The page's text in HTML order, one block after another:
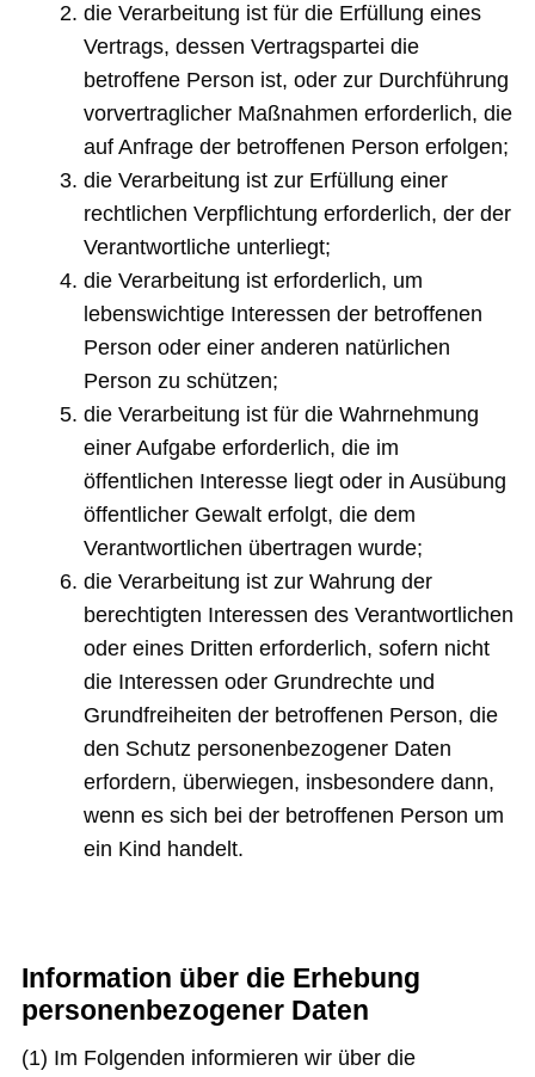
die Verarbeitung ist für die Erfüllung eines
Vertrags, dessen Vertragspartei die
betroffene Person ist, oder zur Durchführung
vorvertraglicher Maßnahmen erforderlich, die
auf Anfrage der betroffenen Person erfolgen;
die Verarbeitung ist zur Erfüllung einer
rechtlichen Verpflichtung erforderlich, der der
Verantwortliche unterliegt;
die Verarbeitung ist erforderlich, um
lebenswichtige Interessen der betroffenen
Person oder einer anderen natürlichen
Person zu schützen;
die Verarbeitung ist für die Wahrnehmung
einer Aufgabe erforderlich, die im
öffentlichen Interesse liegt oder in Ausübung
öffentlicher Gewalt erfolgt, die dem
Verantwortlichen übertragen wurde;
die Verarbeitung ist zur Wahrung der
berechtigten Interessen des Verantwortlichen
oder eines Dritten erforderlich, sofern nicht
die Interessen oder Grundrechte und
Grundfreiheiten der betroffenen Person, die
den Schutz personenbezogener Daten
erfordern, überwiegen, insbesondere dann,
wenn es sich bei der betroffenen Person um
ein Kind handelt.
Information über die Erhebung
personenbezogener Daten
(1) Im Folgenden informieren wir über die